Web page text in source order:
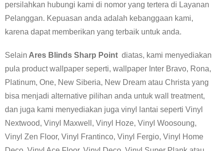
persilahkan hubungi kami di nomor yang tertera di Layanan
Pelanggan. Kepuasan anda adalah kebanggaan kami,
karena dapat memberikan yang terbaik untuk anda.
Selain Ares Blinds Sharp Point diatas, kami menyediakan
pula product wallpaper seperti, wallpaper Inter Bravo, Rona,
Platinum, One, New Siberia, New Dream atau Christa yang
bisa menjadi alternative pilihan anda untuk wall treatment,
dan juga kami menyediakan juga vinyl lantai seperti Vinyl
Nextwood, Vinyl Maxwell, Vinyl Hoze, Vinyl Woosoung,
Vinyl Zen Floor, Vinyl Frantinco, Vinyl Fergio, Vinyl Home